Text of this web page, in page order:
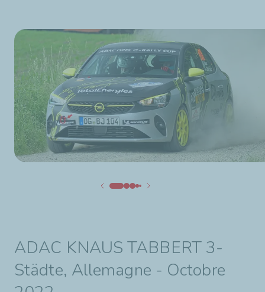
ADAC KNAUS TABBERT 3-
Städte, Allemagne - Octobre